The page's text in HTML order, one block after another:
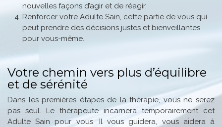
nouvelles façons d’agir et de réagir.
Renforcer votre Adulte Sain, cette partie de vous qui
peut prendre des décisions justes et bienveillantes
pour vous-même.
Votre chemin vers plus d’équilibre
et de sérénité
Dans les premières étapes de la thérapie, vous ne serez
pas seul. Le thérapeute incarnera temporairement cet
Adulte Sain pour vous. Il vous guidera, vous aidera à